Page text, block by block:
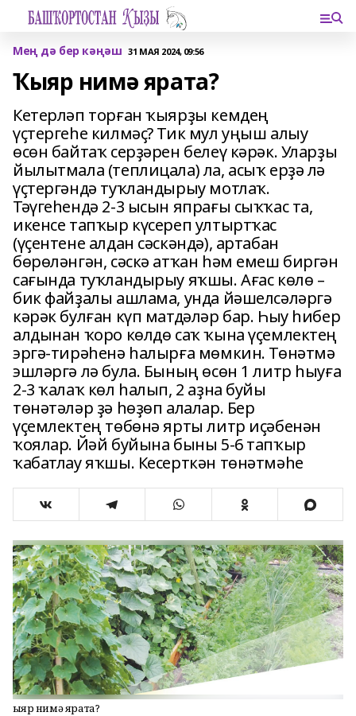
Мең дә бер кәңәш 31 МАЯ 2024, 09:56
Ҡыяр нимә ярата?
Кетерләп торған ҡыярҙы кемдең
үҫтергеһе килмәҫ? Тик мул уңыш алыу
өсөн байтаҡ серҙәрен белеү кәрәк. Уларҙы
йылытмала (теплицала) ла, асыҡ ерҙә лә
үҫтергәндә туҡландырыу мотлаҡ.
Тәүгеһендә 2-3 ысын япрағы сыҡҡас та,
икенсе тапҡыр күсереп ултыртҡас
(үҫентене алдан сәскәндә), артабан
бөрөләнгән, сәскә атҡан һәм емеш биргән
сағында туҡландырыу яҡшы. Ағас көлө –
бик файҙалы ашлама, унда йәшелсәләргә
кәрәк булған күп матдәләр бар. Һыу һибер
алдынан ҡоро көлдө саҡ ҡына үҫемлектең
эргә-тирәһенә һалырға мөмкин. Төнәтмә
эшләргә лә була. Бының өсөн 1 литр һыуға
2-3 ҡалаҡ көл һалып, 2 аҙна буйы
төнәтәләр ҙә һөҙөп алалар. Бер
үҫемлектең төбөнә ярты литр иҫәбенән
ҡоялар. Йәй буйына быны 5-6 тапҡыр
ҡабатлау яҡшы. Кесерткән төнәтмәһе
Ҡыяр нимә ярата?